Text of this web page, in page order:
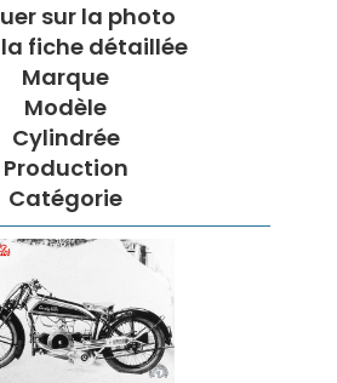
sur la photo
fiche détaillée
Marque
Modèle
Cylindrée
Production
Catégorie